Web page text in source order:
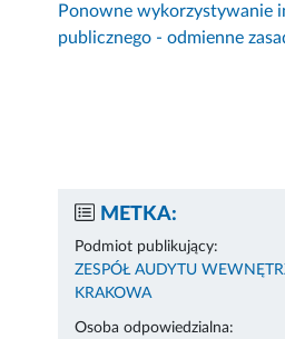
Ponowne wykorzystywanie
publicznego - odmienne
METKA:
Podmiot publikujący:
ZESPÓŁ AUDYTU
KRAKOWA
Osoba odpowiedzialna: